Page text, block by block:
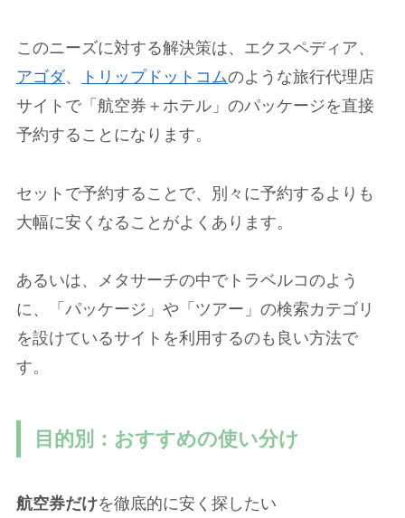
このニーズに対する解決策は、エクスペディア、
アゴダ、 トリップドットコムのような旅行代理店
サイトで「航空券＋ホテル」のパッケージを直接
予約することになります。
セットで予約することで、別々に予約するよりも
大幅に安くなることがよくあります。
あるいは、メタサーチの中でトラベルコのよう
に、「パッケージ」や「ツアー」の検索カテゴリ
を設けているサイトを利用するのも良い方法で
す。
目的別：おすすめの使い分け
航空券だけを徹底的に安く探したい